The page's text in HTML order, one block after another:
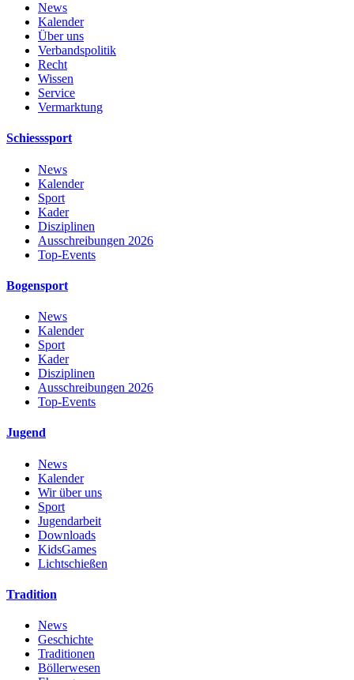
News
Kalender
Über uns
Verbandspolitik
Recht
Wissen
Service
Vermarktung
Schiesssport
News
Kalender
Sport
Kader
Disziplinen
Ausschreibungen 2026
Top-Events
Bogensport
News
Kalender
Sport
Kader
Disziplinen
Ausschreibungen 2026
Top-Events
Jugend
News
Kalender
Wir über uns
Sport
Jugendarbeit
Downloads
KidsGames
Lichtschießen
Tradition
News
Geschichte
Traditionen
Böllerwesen